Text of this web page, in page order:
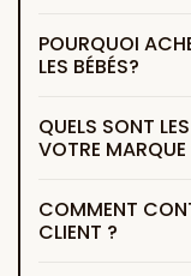
POURQUOI
LES BÉBÉS?
QUELS SONT
VOTRE MARQUE
COMMENT
CLIENT ?